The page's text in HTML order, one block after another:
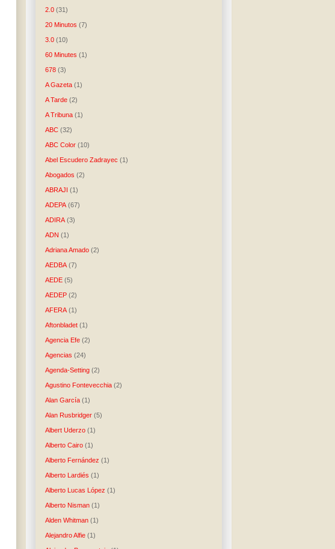
2.0 (31)
20 Minutos (7)
3.0 (10)
60 Minutes (1)
678 (3)
A Gazeta (1)
A Tarde (2)
A Tribuna (1)
ABC (32)
ABC Color (10)
Abel Escudero Zadrayec (1)
Abogados (2)
ABRAJI (1)
ADEPA (67)
ADIRA (3)
ADN (1)
Adriana Amado (2)
AEDBA (7)
AEDE (5)
AEDEP (2)
AFERA (1)
Aftonbladet (1)
Agencia Efe (2)
Agencias (24)
Agenda-Setting (2)
Agustino Fontevecchia (2)
Alan García (1)
Alan Rusbridger (5)
Albert Uderzo (1)
Alberto Cairo (1)
Alberto Fernández (1)
Alberto Lardiés (1)
Alberto Lucas López (1)
Alberto Nisman (1)
Alden Whitman (1)
Alejandro Alfie (1)